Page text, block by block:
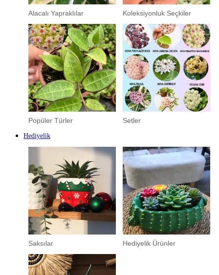
Alacalı Yapraklılar Koleksiyonluk Seçkiler
Popüler Türler Setler
Hediyelik
Saksılar Hediyelik Ürünler